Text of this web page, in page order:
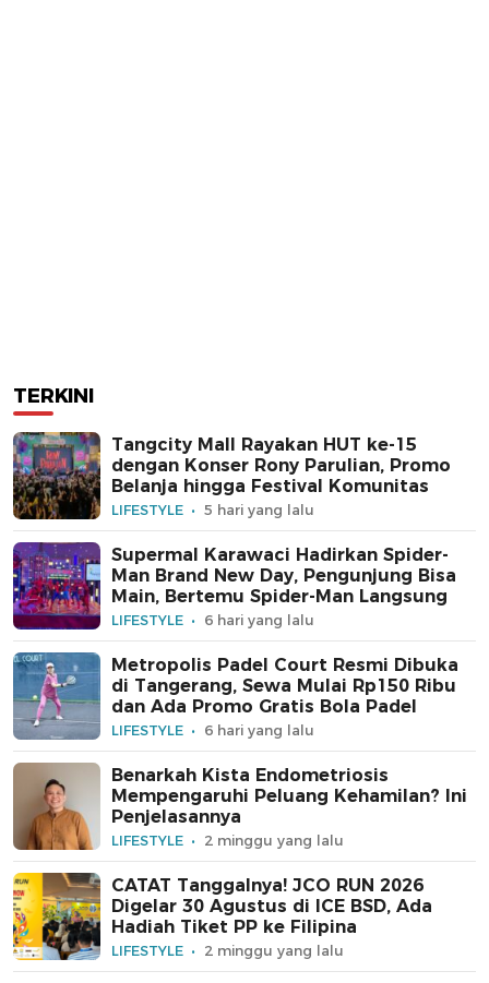
TERKINI
Tangcity Mall Rayakan HUT ke-15
dengan Konser Rony Parulian, Promo
Belanja hingga Festival Komunitas
LIFESTYLE 5 hari yang lalu
Supermal Karawaci Hadirkan Spider-
Man Brand New Day, Pengunjung Bisa
Main, Bertemu Spider-Man Langsung
LIFESTYLE 6 hari yang lalu
Metropolis Padel Court Resmi Dibuka
di Tangerang, Sewa Mulai Rp150 Ribu
dan Ada Promo Gratis Bola Padel
LIFESTYLE 6 hari yang lalu
Benarkah Kista Endometriosis
Mempengaruhi Peluang Kehamilan? Ini
Penjelasannya
LIFESTYLE 2 minggu yang lalu
CATAT Tanggalnya! JCO RUN 2026
Digelar 30 Agustus di ICE BSD, Ada
Hadiah Tiket PP ke Filipina
LIFESTYLE 2 minggu yang lalu